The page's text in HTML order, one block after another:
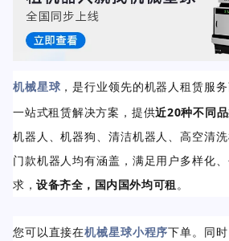
机械星球 ，是行业领先的机器人租赁服
一站式租赁解决方案，提供近20种不同
机器人、机器狗、清洁机器人、高空清
门款机器人均有涵盖，满足用户多样化
求，设备齐全，国内国外均可租。
您可以直接在机械星球小程序下单。同